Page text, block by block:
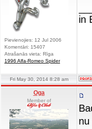
Pievienojies: 12 Jul 2006
Komentāri: 15407
Atrašanās vieta: Rīga
1996 Alfa-Romeo Spider
in
Fri May 30, 2014 8:28 am
Oga
Member of